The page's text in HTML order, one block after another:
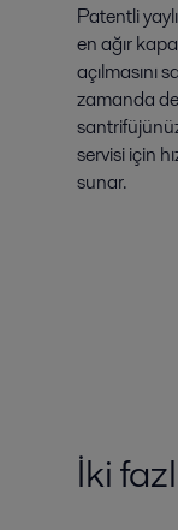
Patentli
en ağır
açılmasını
zamanda
servisi için
sunar.
İki